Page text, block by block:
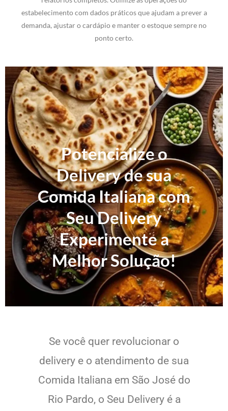
estabelecimento com dados práticos que ajudam a prever a
demanda, ajustar o cardápio e manter o estoque sempre no
ponto certo.
Potencialize o
Delivery de sua
Comida Italiana com
Seu Delivery
Experimente a
Melhor Solução!
Se você quer revolucionar o
delivery e o atendimento de sua
Comida Italiana em São José do
Rio Pardo, o Seu Delivery é a